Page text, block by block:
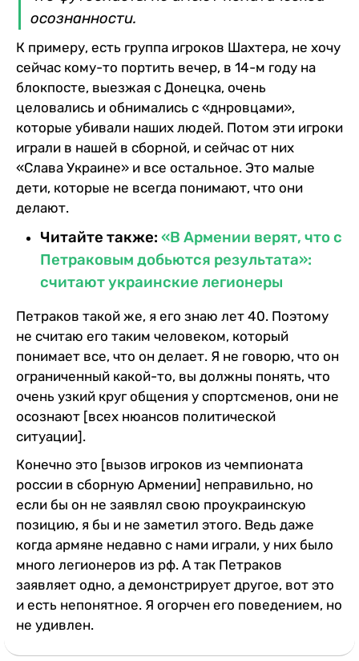
осознанности.
К примеру, есть группа игроков Шахтера, не хочу
сейчас кому-то портить вечер, в 14-м году на
блокпосте, выезжая с Донецка, очень
целовались и обнимались с «днровцами»,
которые убивали наших людей. Потом эти игроки
играли в нашей в сборной, и сейчас от них
«Слава Украине» и все остальное. Это малые
дети, которые не всегда понимают, что они
делают.
Читайте также: «В Армении верят, что с
Петраковым добьются результата»:
считают украинские легионеры
Петраков такой же, я его знаю лет 40. Поэтому
не считаю его таким человеком, который
понимает все, что он делает. Я не говорю, что он
ограниченный какой-то, вы должны понять, что
очень узкий круг общения у спортсменов, они не
осознают [всех нюансов политической
ситуации].
Конечно это [вызов игроков из чемпионата
россии в сборную Армении] неправильно, но
если бы он не заявлял свою проукраинскую
позицию, я бы и не заметил этого. Ведь даже
когда армяне недавно с нами играли, у них было
много легионеров из рф. А так Петраков
заявляет одно, а демонстрирует другое, вот это
и есть непонятное. Я огорчен его поведением, но
не удивлен.